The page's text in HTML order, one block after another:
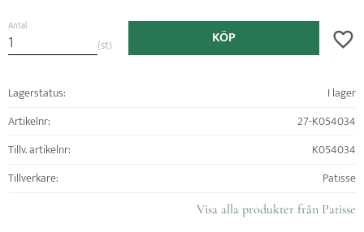
Antal
st KÖP
Lagerstatus
I lager
Artikelnr
27-K054034
Tillv. artikelnr
K054034
Tillverkare
Patisse
Visa alla produkter från Patisse